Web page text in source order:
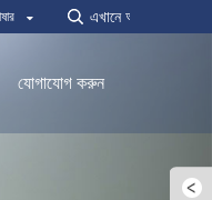
যোগাযোগ করুন